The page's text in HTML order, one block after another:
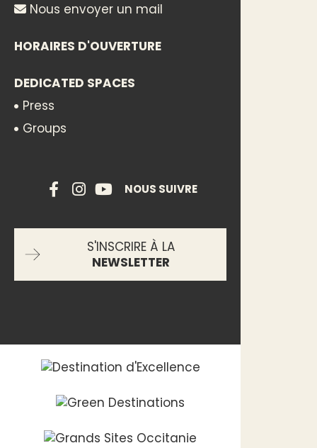
Nous envoyer un mail
HORAIRES D'OUVERTURE
DEDICATED SPACES
Press
Groups
NOUS SUIVRE
S'INSCRIRE À LA
NEWSLETTER